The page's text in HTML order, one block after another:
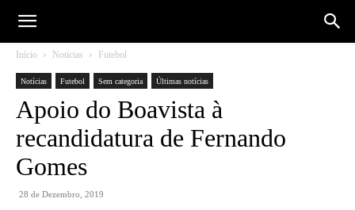
Início Notícias Futebol
Notícias Futebol Sem categoria Últimas notícias
Apoio do Boavista à
recandidatura de Fernando
Gomes
28 de Dezembro, 2019